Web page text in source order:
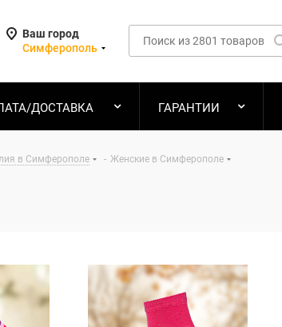
Ваш город
Симферополь
ДОСТАВКА ГАРАНТИИ
в Симферополе - Женские в Симферополе